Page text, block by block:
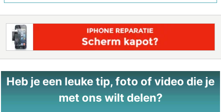
Heb je een leuke tip, foto of video die je
met ons wilt delen?